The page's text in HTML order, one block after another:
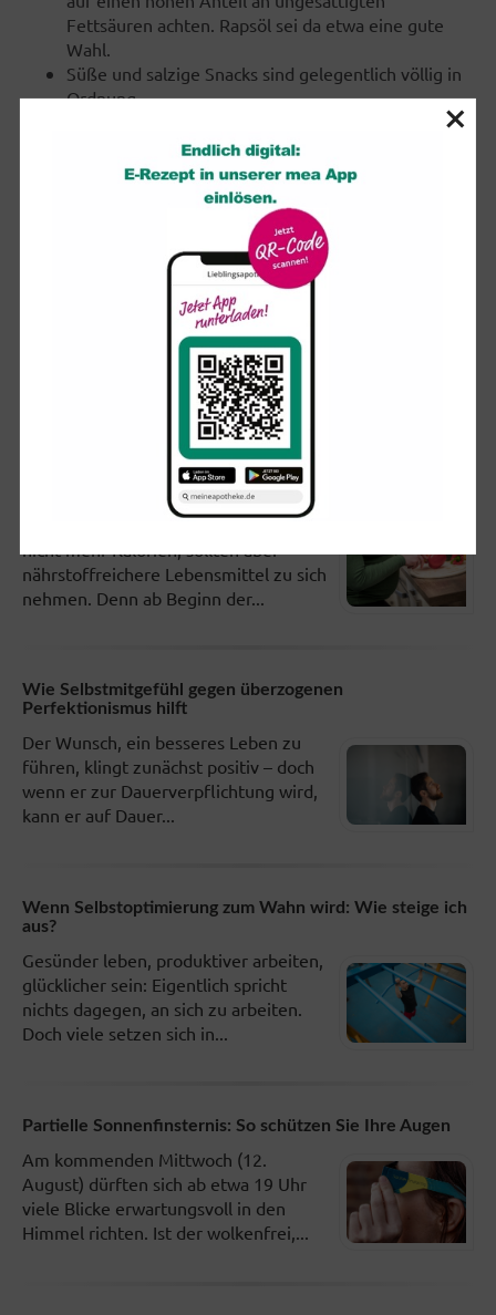
Fettsäuren achten. Rapsöl sei da etwa eine gute
Wahl.
Süße und salzige Snacks sind gelegentlich völlig in
Ordnung.
Abwechslung eignen sich auch ungesüßte Getränke wie
Tee. Auf Kaffee müssen Schwangere aber nicht völlig
verzichten. Bis zu 200 mg Koffein pro Tag werden als
unbedenklich angesehen. Das entspricht etwa zwei
Tassen Filterkaffee.
Copyright 2026, dpa (www.dpa.de). Alle Rechte vorbehalten
Für Sie gelesen
Gesunde Ernährung in der Schwangerschaft: Was
Schwangere brauchen in der Regel
nährstoffreichere Lebensmittel zu sich
nehmen. Denn ab Beginn der...
Wie Selbstmitgefühl gegen überzogenen
Perfektionismus hilft
Der Wunsch, ein besseres Leben zu
führen, klingt zunächst positiv – doch
wenn er zur Dauerverpflichtung wird,
kann er auf Dauer...
Wenn Selbstoptimierung zum Wahn wird: Wie steige ich
aus?
Gesünder leben, produktiver arbeiten,
glücklicher sein: Eigentlich spricht
nichts dagegen, an sich zu arbeiten.
Doch viele setzen sich in...
Partielle Sonnenfinsternis: So schützen Sie Ihre Augen
Am kommenden Mittwoch (12.
August) dürften sich ab etwa 19 Uhr
viele Blicke erwartungsvoll in den
Himmel richten. Ist der wolkenfrei,...
×